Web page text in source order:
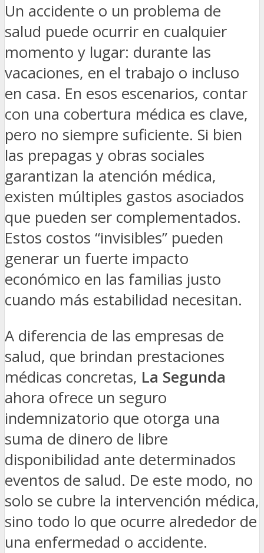
Un accidente o un problema de
salud puede ocurrir en cualquier
momento y lugar: durante las
vacaciones, en el trabajo o incluso
en casa. En esos escenarios, contar
con una cobertura médica es clave,
pero no siempre suficiente. Si bien
las prepagas y obras sociales
garantizan la atención médica,
existen múltiples gastos asociados
que pueden ser complementados.
Estos costos “invisibles” pueden
generar un fuerte impacto
económico en las familias justo
cuando más estabilidad necesitan.
A diferencia de las empresas de
salud, que brindan prestaciones
médicas concretas, La Segunda
ahora ofrece un seguro
indemnizatorio que otorga una
suma de dinero de libre
disponibilidad ante determinados
eventos de salud. De este modo, no
solo se cubre la intervención médica,
sino todo lo que ocurre alrededor de
una enfermedad o accidente.